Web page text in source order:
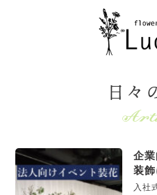
日々
企
装
入社